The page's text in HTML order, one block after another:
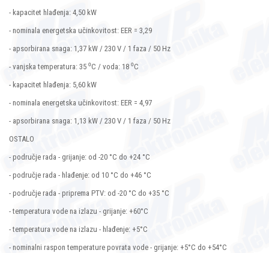
- kapacitet hlađenja: 4,50 kW
- nominala energetska učinkovitost: EER = 3,29
- apsorbirana snaga: 1,37 kW / 230 V / 1 faza / 50 Hz
- vanjska temperatura: 35 ⁰C / voda: 18 ⁰C
- kapacitet hlađenja: 5,60 kW
- nominala energetska učinkovitost: EER = 4,97
- apsorbirana snaga: 1,13 kW / 230 V / 1 faza / 50 Hz
OSTALO
- područje rada - grijanje: od -20 °C do +24 °C
- područje rada - hlađenje: od 10 °C do +46 °C
- područje rada - priprema PTV: od -20 °C do +35 °C
- temperatura vode na izlazu - grijanje: +60°C
- temperatura vode na izlazu - hlađenje: +5°C
- nominalni raspon temperature povrata vode - grijanje: +5°C do +54°C